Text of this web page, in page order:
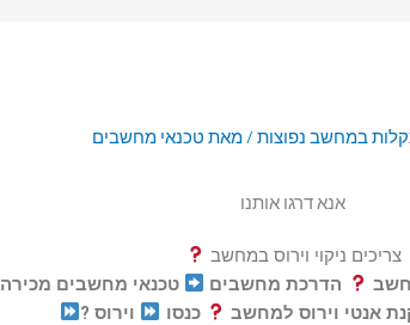
במחשב נפוצות / מאת טכנאי מחשבים
אנא דרגו אותנו
צריכים ניקוי וירוס במחשב
הדרכת מחשבים טכנאי מחשבים מכירה
אנטי וירוס למחשב כנסו וירוס ?